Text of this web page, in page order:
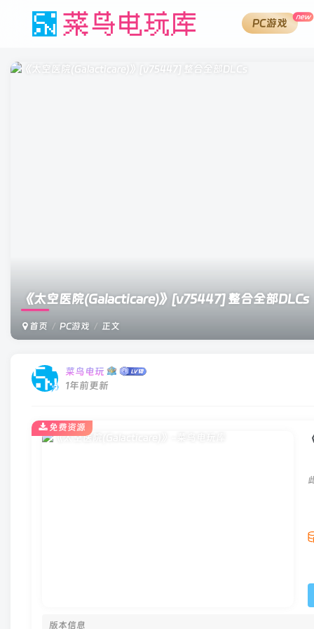
PC游戏 new
《太空医院(Galacticare)》 [v75447] 整合全部DLCs
首页 PC游戏 正文
菜鸟电玩
1年前更新
版本信息
免费资源